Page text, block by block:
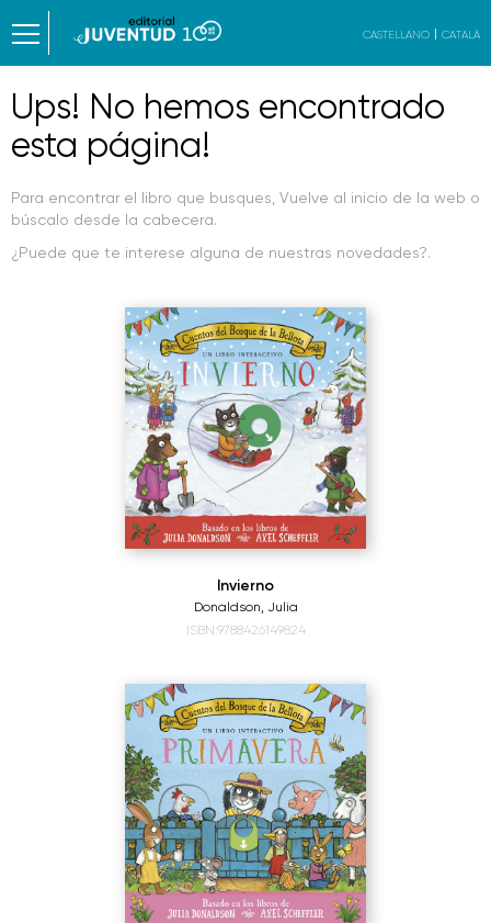
CASTELLANO CATALÀ
Ups! No hemos encontrado
esta página!
Para encontrar el libro que busques, Vuelve al inicio de la web o
búscalo desde la cabecera.
¿Puede que te interese alguna de nuestras novedades?.
Invierno
Donaldson, Julia
ISBN:9788426149824